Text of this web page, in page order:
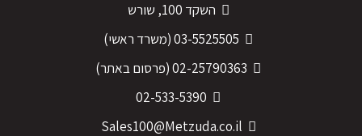
השקד 100, שורש
03-5525505(משרד ראשי)
02-25790363(פרסום באתר)
02-533-5390
Sales100@Metzuda.co.il